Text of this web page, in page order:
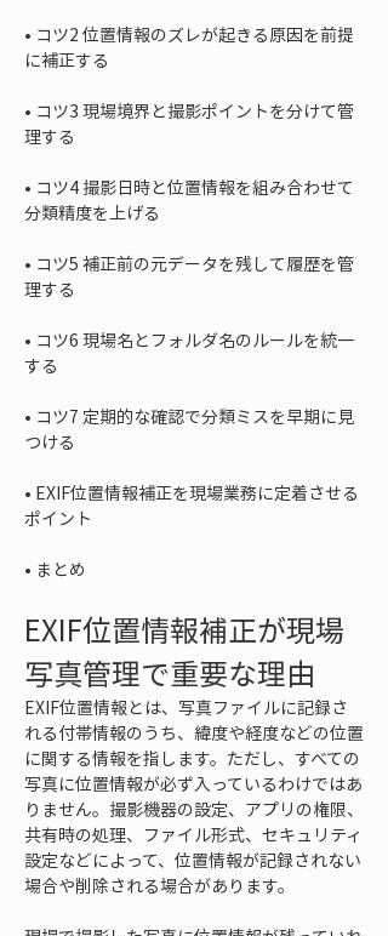
• コツ2 位置情報のズレが起きる原因を前提
• コツ3 現場境界と撮影ポイントを分けて管
• コツ4 撮影日時と位置情報を組み合わせて
• コツ5 補正前の元データを残して履歴を管
• コツ6 現場名とフォルダ名のルールを統一
• コツ7 定期的な確認で分類ミスを早期に見
• EXIF位置情報補正を現場業務に定着させる
• まとめ
EXIF位置情報補正が現場
写真管理で重要な理由
EXIF位置情報とは、写真ファイルに記録さ
れる付帯情報のうち、緯度や経度などの位置
に関する情報を指します。ただし、すべての
写真に位置情報が必ず入っているわけではあ
りません。撮影機器の設定、アプリの権限、
共有時の処理、ファイル形式、セキュリティ
設定などによって、位置情報が記録されない
場合や削除される場合があります。